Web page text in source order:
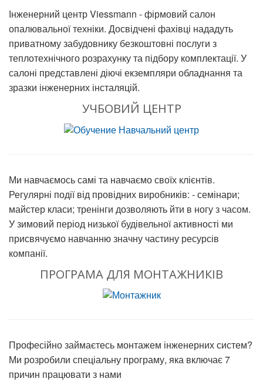
Інженерний центр Viessmann - фірмовий салон
опалювальної техніки. Досвідчені фахівці нададуть
приватному забудовнику безкоштовні послуги з
теплотехнічного розрахунку та підбору комплектації. У
салоні представлені діючі екземпляри обладнання та
зразки інженерних інсталяцій.
УЧБОВИЙ ЦЕНТР
Ми навчаємось самі та навчаємо своїх клієнтів.
Регулярні події від провідних виробників: - семінари;
майстер класи; тренінги дозволяють йти в ногу з часом.
У зимовий період низької будівельної активності ми
присвячуємо навчанню значну частину ресурсів
компанії.
ПРОГРАМА ДЛЯ МОНТАЖНИКІВ
Професійно займаєтесь монтажем інженерних систем?
Ми розробили спеціальну програму, яка включає 7
причин працювати з нами